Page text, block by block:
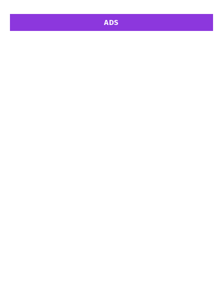
ADS